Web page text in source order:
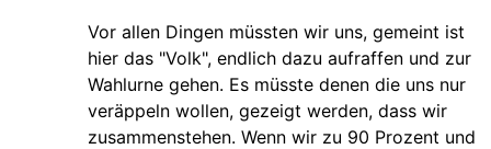
Vor allen Dingen müssten wir uns, gemeint ist
hier das "Volk", endlich dazu aufraffen und zur
Wahlurne gehen. Es müsste denen die uns nur
veräppeln wollen, gezeigt werden, dass wir
zusammenstehen. Wenn wir zu 90 Prozent und